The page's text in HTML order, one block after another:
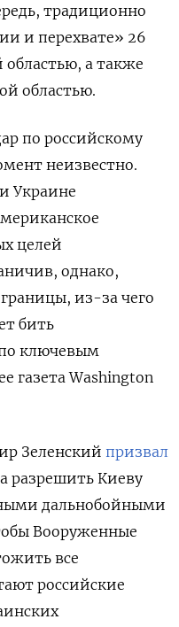
традиционно
и перехвате» 26
областью, а также
областью.
по российскому
неизвестно.
Украине
целей
однако,
из-за чего
бить
ключевым
газета Washington
Зеленский призвал
разрешить Киеву
дальнобойными
Вооруженные
все
российские